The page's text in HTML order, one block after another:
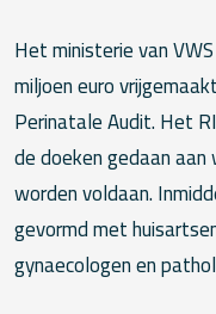
Het ministerie van
miljoen euro
Perinatale Audit. Het
de doeken gedaan
worden voldaan.
gevormd met
gynaecologen en